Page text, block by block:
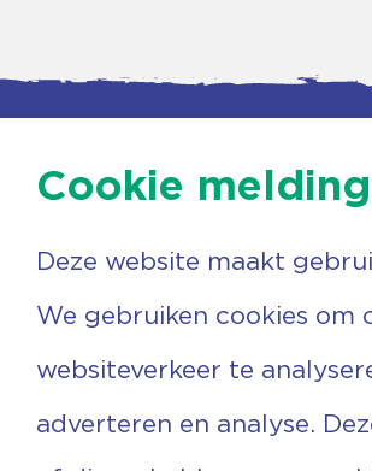
Agenda
Nieuwsbrief
Vrijwilligers
Steun ons
Cookie melding
Deze website maakt
We gebruiken cookies om
websiteverkeer te
adverteren en analyse.